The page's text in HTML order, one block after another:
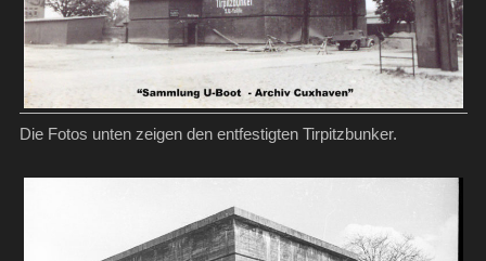
Die Fotos unten zeigen den entfestigten Tirpitzbunker.